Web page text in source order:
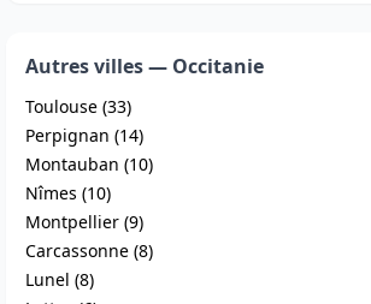
Autres villes — Occitanie
Toulouse (33)
Perpignan (14)
Montauban (10)
Nîmes (10)
Montpellier (9)
Carcassonne (8)
Lunel (8)